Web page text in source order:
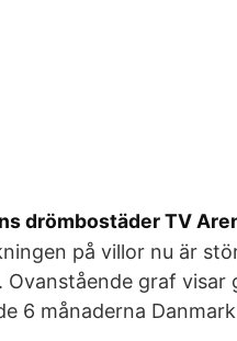
drömbostäder TV
på villor nu är
Ovanstående graf
6 månaderna